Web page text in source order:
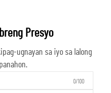
Presyo
ugnayan sa iyo sa lalong
0/100